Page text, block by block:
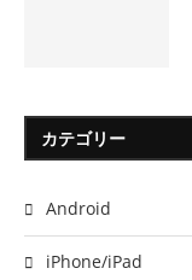
カテゴリー
Android
iPhone/iPad